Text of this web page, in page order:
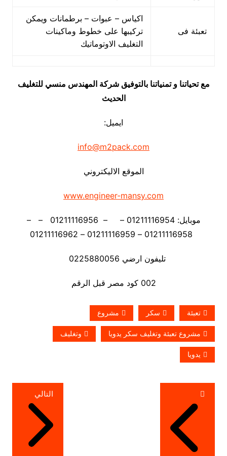
تعبئة فى
اكياس – عبوات – برطمانات ويمكن
تركيبها على خطوط وماكينات
التغليف الاوتوماتيك
مع تحياتنا و تمنياتنا بالتوفيق شركة المهندس منسي للتغليف
الحديث
ايميل:
info@m2pack.com
الموقع الاليكتروني
www.engineer-mansy.com
موبايل: 01211116954 – – 01211116956 – –
تليفون ارضي 0225880056
002 كود مصر قبل الرقم
تعبئة سكر مشروع
مشروع تعبئة وتغليف سكر يدويا وتغليف
يدويا
تصفّح
المقالات
التالي